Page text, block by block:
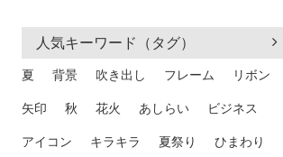
人気キーワード（タグ）
夏 背景 吹き出し フレーム リボン
矢印 秋 花火 あしらい ビジネス
アイコン キラキラ 夏祭り ひまわり